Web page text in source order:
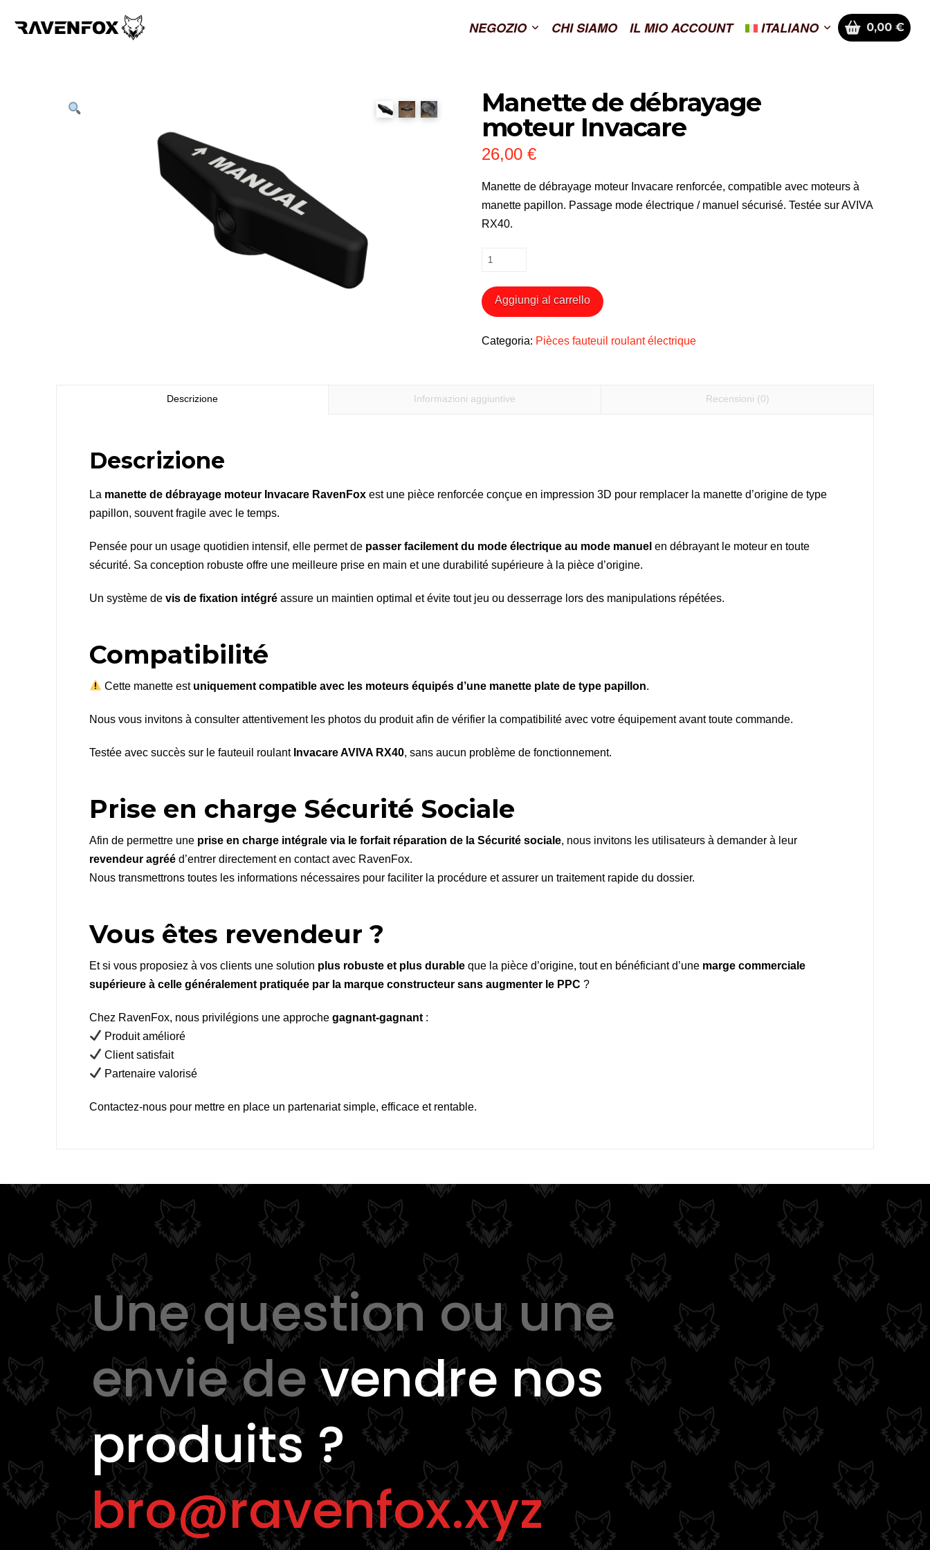
NEGOZIO CHI SIAMO IL MIO ACCOUNT ITALIANO 0,00 €
Manette de débrayage
moteur Invacare
26,00 €
Manette de débrayage moteur Invacare renforcée, compatible avec moteurs à
manette papillon. Passage mode électrique / manuel sécurisé. Testée sur AVIVA
RX40.
Manette
débrayage
moteur
quantità
Aggiungi al carrello
Categoria: Pièces fauteuil roulant électrique
Descrizione Informazioni aggiuntive Recensioni (0)
Descrizione
La manette de débrayage moteur Invacare RavenFoxest une pièce renforcée conçue en impression 3D pour remplacer la manette d’origine de type
papillon, souvent fragile avec le temps.
Pensée pour un usage quotidien intensif, elle permet de passer facilement du mode électrique au mode manuel en débrayant le moteur en toute
sécurité. Sa conception robuste offre une meilleure prise en main et une durabilité supérieure à la pièce d’origine.
Un système de vis de fixation intégréassure un maintien optimal et évite tout jeu ou desserrage lors des manipulations répétées.
Compatibilité
Cette manette est uniquement compatible avec les moteurs équipés d’une manette plate de type papillon.
Nous vous invitons à consulter attentivement les photos du produit afin de vérifier la compatibilité avec votre équipement avant toute commande.
Testée avec succès sur le fauteuil roulant Invacare AVIVA RX40, sans aucun problème de fonctionnement.
Prise en charge Sécurité Sociale
Afin de permettre une prise en charge intégrale via le forfait réparation de la Sécurité sociale, nous invitons les utilisateurs à demander à leur
revendeur agrééd’entrer directement en contact avec RavenFox.
Nous transmettrons toutes les informations nécessaires pour faciliter la procédure et assurer un traitement rapide du dossier.
Vous êtes revendeur ?
Et si vous proposiez à vos clients une solution plus robuste et plus durableque la pièce d’origine, tout en bénéficiant d’une marge commerciale
supérieure à celle généralement pratiquée par la marque constructeur sans augmenter le PPC ?
Chez RavenFox, nous privilégions une approche gagnant-gagnant:
Produit amélioré
Client satisfait
Partenaire valorisé
Contactez-nous pour mettre en place un partenariat simple, efficace et rentable.
Une question ou une
envie devendre nos
produits ?
bro@ravenfox.xyz